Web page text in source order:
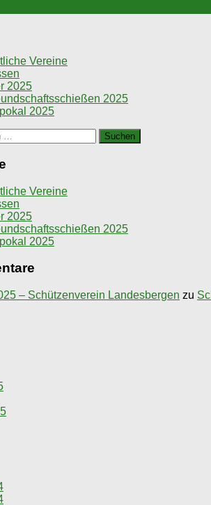
Vereine
2025
2025
2025
Vereine
2025
2025
2025
– Schützenverein Landesbergen zu